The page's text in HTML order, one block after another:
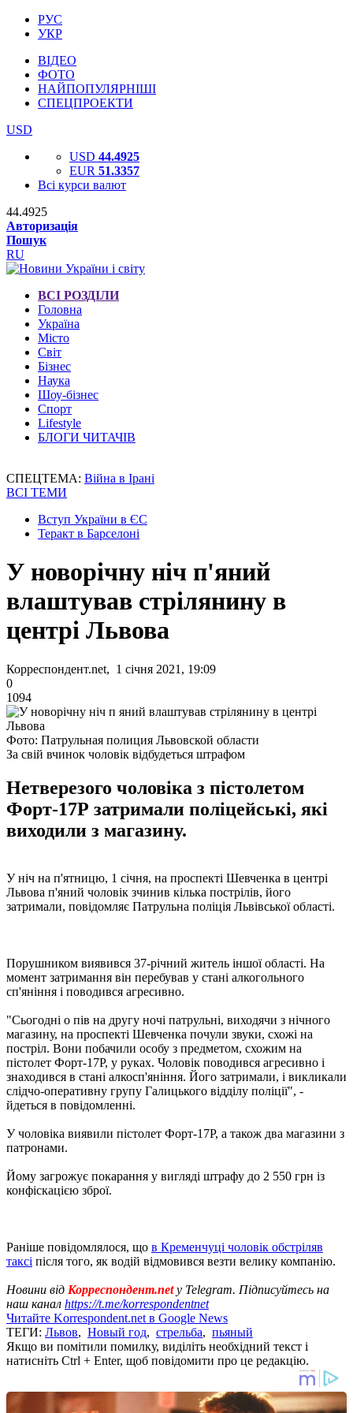
РУС
УКР
ВІДЕО
ФОТО
НАЙПОПУЛЯРНІШІ
СПЕЦПРОЕКТИ
USD
USD 44.4925
EUR 51.3357
Всі курси валют
44.4925
Авторизація
Пошук
RU
ВСІ РОЗДІЛИ
Головна
Україна
Місто
Світ
Бізнес
Наука
Шоу-бізнес
Спорт
Lifestyle
БЛОГИ ЧИТАЧІВ
СПЕЦТЕМА: Війна в Ірані
ВСІ ТЕМИ
Вступ України в ЄС
Теракт в Барселоні
У новорічну ніч п'яний
влаштував стрілянину в
центрі Львова
Корреспондент.net, 1 січня 2021, 19:09
0
1094
Фото: Патрульная полиция Львовской области
За свій вчинок чоловік відбудеться штрафом
Нетверезого чоловіка з пістолетом
Форт-17Р затримали поліцейські, які
виходили з магазину.
У ніч на п'ятницю, 1 січня, на проспекті Шевченка в центрі
Львова п'яний чоловік зчинив кілька пострілів, його
затримали, повідомляє Патрульна поліція Львівської області.
Порушником виявився 37-річний житель іншої області. На
момент затримання він перебував у стані алкогольного
сп'яніння і поводився агресивно.
"Сьогодні о пів на другу ночі патрульні, виходячи з нічного
магазину, на проспекті Шевченка почули звуки, схожі на
постріл. Вони побачили особу з предметом, схожим на
пістолет Форт-17Р, у руках. Чоловік поводився агресивно і
знаходився в стані алкосп'яніння. Його затримали, і викликали
слідчо-оперативну групу Галицького відділу поліції", -
йдеться в повідомленні.
У чоловіка виявили пістолет Форт-17Р, а також два магазини з
патронами.
Йому загрожує покарання у вигляді штрафу до 2 550 грн із
конфіскацією зброї.
Раніше повідомлялося, що в Кременчуці чоловік обстріляв
таксі після того, як водій відмовився везти велику компанію.
Новини від Корреспондент.netу Telegram. Підписуйтесь на
наш канал https://t.me/korrespondentnet
Читайте Korrespondent.net в Google News
ТЕГИ: Львов, Новый год, стрельба, пьяный
Якщо ви помітили помилку, виділіть необхідний текст і
натисніть Ctrl + Enter, щоб повідомити про це редакцію.